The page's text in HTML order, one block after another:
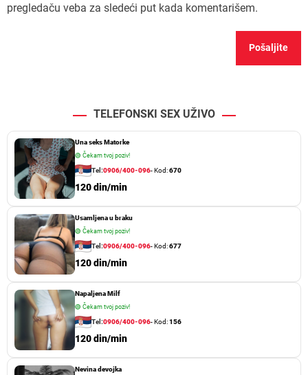
pregledaču veba za sledeći put kada komentarišem.
TELEFONSKI SEX UŽIVO
Una seks Matorke
🟢 Čekam tvoj poziv!
Tel:0906/400-096- Kod:670
120 din/min
Usamljena u braku
🟢 Čekam tvoj poziv!
Tel:0906/400-096- Kod:677
120 din/min
Napaljena Milf
🟢 Čekam tvoj poziv!
Tel:0906/400-096- Kod:156
120 din/min
Nevina devojka